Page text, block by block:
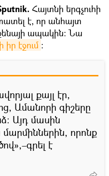
Հայտնի երգչուհի
է, որ անհայտ
ապակին։ Նա
իր էջում ։
քայլ էր,
Ամանորի գիշերը
Այդ մասին
որոնք
է